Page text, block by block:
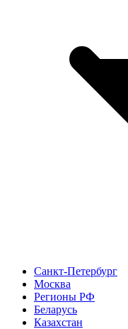
Санкт-Петербург
Москва
Регионы РФ
Беларусь
Казахстан